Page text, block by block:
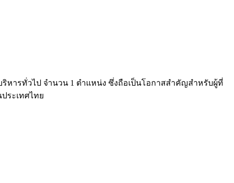
หารทั่วไป จำนวน 1 ตำแหน่ง ซึ่งถือเป็นโอกาสสำคัญสำหรับผู้ที่
ระเทศไทย